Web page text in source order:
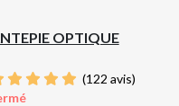
OPTIQUE
(122 avis)